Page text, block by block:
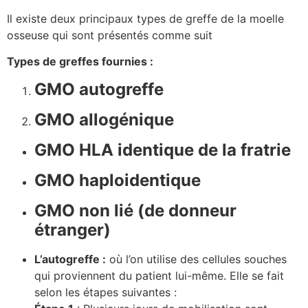
Il existe deux principaux types de greffe de la moelle
osseuse qui sont présentés comme suit
Types de greffes fournies :
GMO autogreffe
GMO allogénique
GMO HLA identique de la fratrie
GMO haploidentique
GMO non lié (de donneur
étranger)
L’autogreffe : où l’on utilise des cellules souches
qui proviennent du patient lui-même. Elle se fait
selon les étapes suivantes :